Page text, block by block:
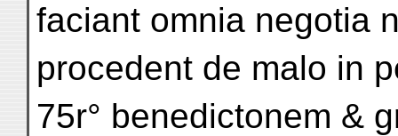
faciant omnia negotia
procedent de malo in
75r° benedictonem &